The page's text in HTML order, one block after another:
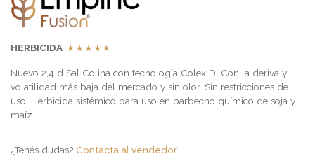
HERBICIDA
Nuevo 2,4 d Sal Colina con tecnología Colex D. Con la deriva y
volatilidad más baja del mercado y sin olor. Sin restricciones de
uso. Herbicida sistémico para uso en barbecho químico de soja y
maíz.
¿Tenés dudas? Contacta al vendedor